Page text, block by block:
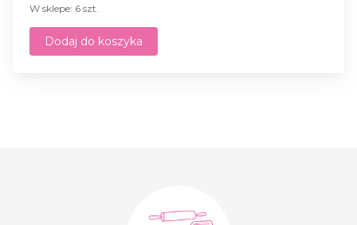
W sklepe: 6 szt.
Dodaj do koszyka